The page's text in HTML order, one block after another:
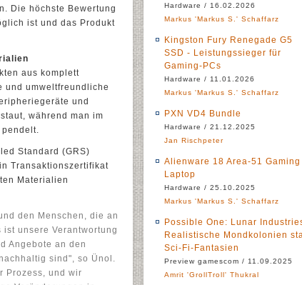
Die höchste Bewertung
ist und das Produkt
aus komplett
und umweltfreundliche
und
während man im
Standard (GRS)
Transaktionszertifikat
Materialien
den Menschen, die an
unsere Verantwortung
Angebote an den
sind", so Ünol.
Prozess, und wir
Hardware / 16.02.2026
Markus 'Markus S.' Schaffarz
Kingston Fury Renegade G5
SSD - Leistungssieger für
Gaming-PCs
Hardware / 11.01.2026
Markus 'Markus S.' Schaffarz
PXN VD4 Bundle
Hardware / 21.12.2025
Jan Rischpeter
Alienware 18 Area-51 Gaming
Laptop
Hardware / 25.10.2025
Markus 'Markus S.' Schaffarz
Possible One: Lunar
Realistische Mondkolonien
Sci-Fi-Fantasien
Preview gamescom / 11.09.2025
Amrit 'GrollTroll' Thukral